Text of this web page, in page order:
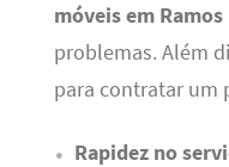
móveis em Ramos
problemas. Além
para contratar um
Rapidez no